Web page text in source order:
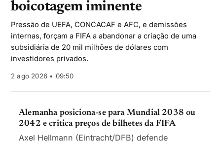
boicotagem iminente
Pressão de UEFA, CONCACAF e AFC, e demissões
internas, forçam a FIFA a abandonar a criação de uma
subsidiária de 20 mil milhões de dólares com
investidores privados.
2 ago 2026 • 09:50
Alemanha posiciona-se para Mundial 2038 ou
2042 e critica preços de bilhetes da FIFA
Axel Hellmann (Eintracht/DFB) defende